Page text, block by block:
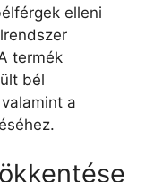
elleni
termék
bél
a